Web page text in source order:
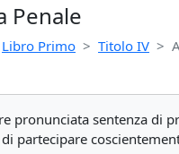
Penale
Libro Primo Titolo IV
pronunciata sentenza di
partecipare